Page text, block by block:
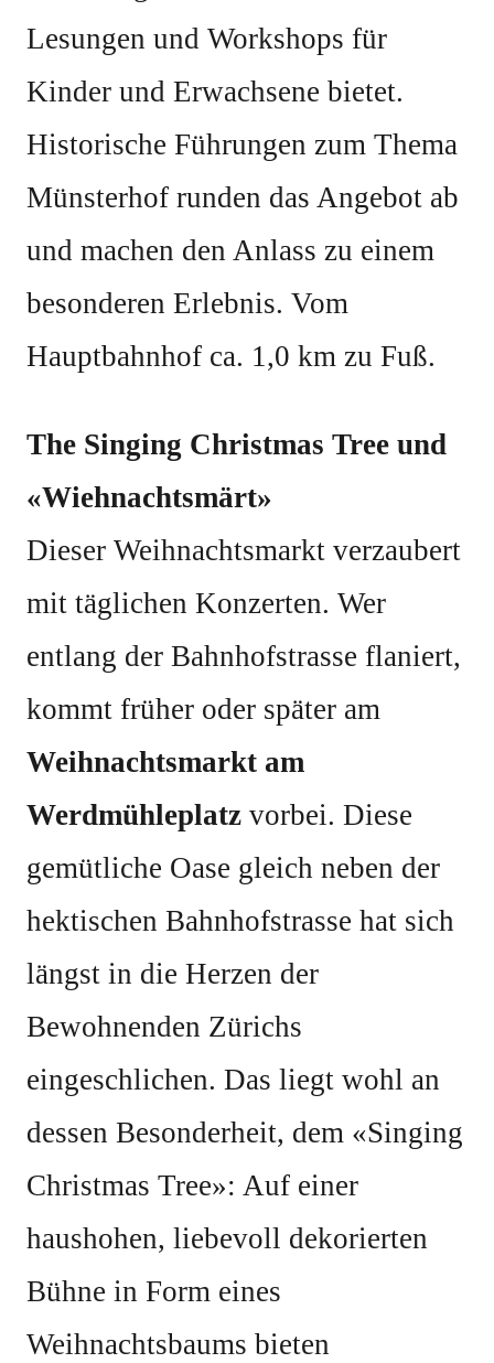
Lesungen und Workshops für
Kinder und Erwachsene bietet.
Historische Führungen zum Thema
Münsterhof runden das Angebot ab
und machen den Anlass zu einem
besonderen Erlebnis. Vom
Hauptbahnhof ca. 1,0 km zu Fuß.
The Singing Christmas Tree und
«Wiehnachtsmärt»
Dieser Weihnachtsmarkt verzaubert
mit täglichen Konzerten. Wer
entlang der Bahnhofstrasse flaniert,
kommt früher oder später am
Weihnachtsmarkt am
Werdmühleplatzvorbei. Diese
gemütliche Oase gleich neben der
hektischen Bahnhofstrasse hat sich
längst in die Herzen der
Bewohnenden Zürichs
eingeschlichen. Das liegt wohl an
dessen Besonderheit, dem «Singing
Christmas Tree»: Auf einer
haushohen, liebevoll dekorierten
Bühne in Form eines
Weihnachtsbaums bieten